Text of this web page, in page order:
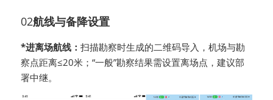
02航线与备降设置
*进离场航线： 扫描勘察时生成的二维码导入，机场与勘
察点距离≤20米；“一般”勘察结果需设置离场点，建议部
署中继。